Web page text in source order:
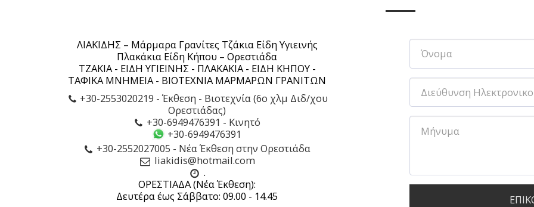
ΛΙΑΚΙΔΗΣ – Μάρμαρα Γρανίτες Τζάκια Είδη Υγιεινής
Πλακάκια Είδη Κήπου – Ορεστιάδα
ΤΖΑΚΙΑ - ΕΙΔΗ ΥΓΙΕΙΝΗΣ - ΠΛΑΚΑΚΙΑ - ΕΙΔΗ ΚΗΠΟΥ -
ΤΑΦΙΚΑ ΜΝΗΜΕΙΑ - ΒΙΟΤΕΧΝΙΑ ΜΑΡΜΑΡΩΝ ΓΡΑΝΙΤΩΝ
+30-2553020219 - Έκθεση - Βιοτεχνία (6ο χλμ Διδ/χου
Ορεστιάδας)
+30-6949476391 - Κινητό
+30-6949476391
+30-2552027005 - Νέα Έκθεση στην Ορεστιάδα
liakidis@hotmail.com
.
ΟΡΕΣΤΙΑΔΑ (Νέα Έκθεση):
Δευτέρα έως Σάββατο: 09.00 - 14.45